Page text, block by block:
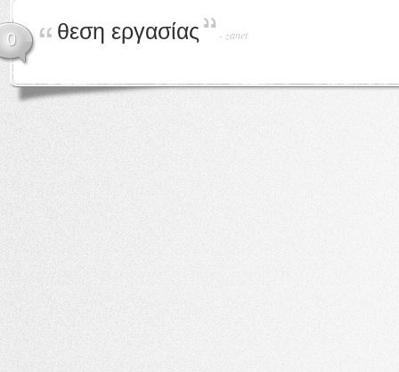
0 θεση εργασίας - zanet